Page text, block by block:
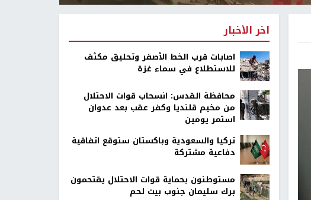
اخر الأخبار
اصابات قرب الخط الأصفر وتحليق مكثف
للاستطلاع في سماء غزة
محافظة القدس: انسحاب قوات الاحتلال
من مخيم قلنديا وكفر عقب بعد عدوان
استمر يومين
تركيا والسعودية وباكستان ستوقع اتفاقية
دفاعية مشتركة
مستوطنون بحماية قوات الاحتلال يقتحمون
برك سليمان جنوب بيت لحم